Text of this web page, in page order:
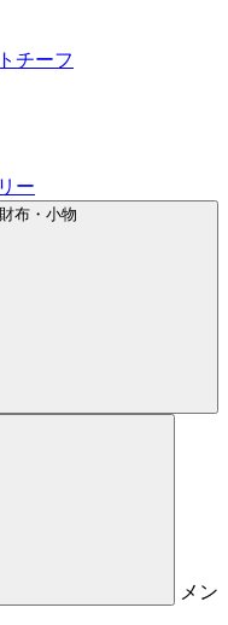
チーフ
ー
布・小物
メン